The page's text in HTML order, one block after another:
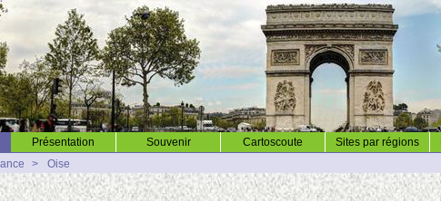
Présentation Souvenir Cartoscoute Sites par régions
> Oise